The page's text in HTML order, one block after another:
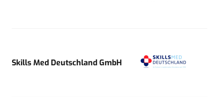
Skills Med Deutschland GmbH